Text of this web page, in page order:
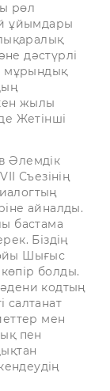
рөл
ұйымдары
дәстүрлі
мұрындық
жылы
Жетінші
Әлемдік
Съезінің
айналды.
бастама
Біздің
Шығыс
болды.
кодтың
салтанат
мен
пен